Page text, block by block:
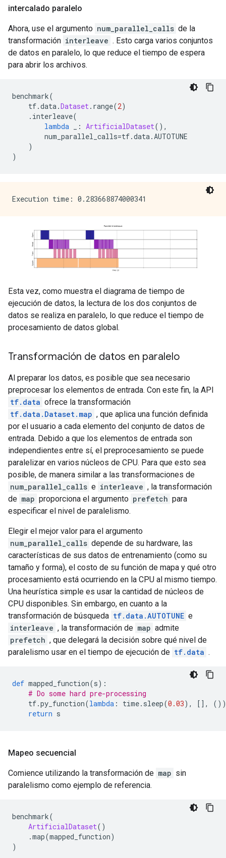
intercalado paralelo
Ahora, use el argumento num_parallel_calls de la
transformación interleave . Esto carga varios conjuntos
de datos en paralelo, lo que reduce el tiempo de espera
para abrir los archivos.
benchmark(
tf.data .Dataset . range(2)
. interleave(
lambda
: ArtificialDataset(),
num_parallel_calls=tf.data . AUTOTUNE
)
)
Esta vez, como muestra el diagrama de tiempo de
ejecución de datos, la lectura de los dos conjuntos de
datos se realiza en paralelo, lo que reduce el tiempo de
procesamiento de datos global.
Transformación de datos en paralelo
Al preparar los datos, es posible que sea necesario
preprocesar los elementos de entrada. Con este fin, la API
tf.data ofrece la transformación
tf.data.Dataset.map , que aplica una función definida
por el usuario a cada elemento del conjunto de datos de
entrada. Debido a que los elementos de entrada son
independientes entre sí, el preprocesamiento se puede
paralelizar en varios núcleos de CPU. Para que esto sea
posible, de manera similar a las transformaciones de
num_parallel_calls e interleave , la transformación
de map proporciona el argumento prefetch para
especificar el nivel de paralelismo.
Elegir el mejor valor para el argumento
num_parallel_calls depende de su hardware, las
características de sus datos de entrenamiento (como su
tamaño y forma), el costo de su función de mapa y qué otro
procesamiento está ocurriendo en la CPU al mismo tiempo.
Una heurística simple es usar la cantidad de núcleos de
CPU disponibles. Sin embargo, en cuanto a la
transformación de búsqueda tf.data.AUTOTUNE e
interleave , la transformación de map admite
prefetch , que delegará la decisión sobre qué nivel de
paralelismo usar en el tiempo de ejecución de tf.data .
def mapped_function(s):
# Do some hard pre-processing
tf.py_function(lambda : time. sleep(0.03), [],
())
return s
Mapeo secuencial
Comience utilizando la transformación de map sin
paralelismo como ejemplo de referencia.
benchmark(
ArtificialDataset()
.map(mapped_function)
)